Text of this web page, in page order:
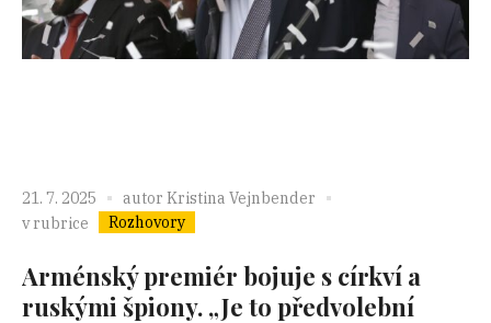
21. 7. 2025 autor Kristina Vejnbender
v rubrice
Rozhovory
Arménský premiér bojuje s církví a
ruskými špiony. „Je to předvolební